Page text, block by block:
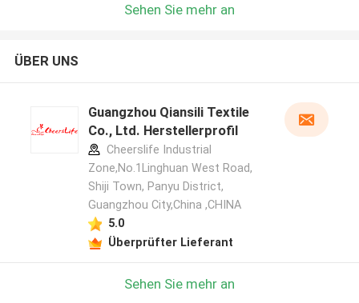
Sehen Sie mehr an
ÜBER UNS
Guangzhou Qiansili Textile
Co., Ltd. Herstellerprofil
Cheerslife Industrial
Zone,No.1Linghuan West Road,
Shiji Town, Panyu District,
Guangzhou City,China ,CHINA
5.0
Überprüfter Lieferant
Sehen Sie mehr an